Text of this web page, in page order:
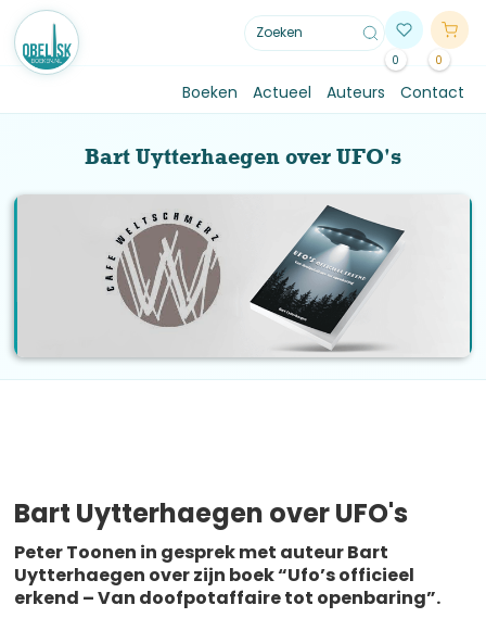
0 0
Boeken Actueel Auteurs Contact
Bart Uytterhaegen over UFO's
Bart Uytterhaegen over UFO's
Peter Toonen in gesprek met auteur Bart
Uytterhaegen over zijn boek “Ufo’s officieel
erkend – Van doofpotaffaire tot openbaring”.